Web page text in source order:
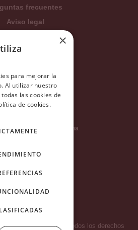
frecuentes
Aviso legal
generales
de privacidad
Integrada
de datos
Duc, 12 - 08002 Barcelona
DE ORO S.L. - Todos los derechos
×
para mejorar la
Al utilizar nuestro
las cookies de
de cookies.